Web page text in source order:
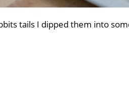
tails I dipped them into